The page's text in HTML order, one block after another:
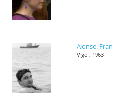
Alonso, Fran
Vigo , 1963